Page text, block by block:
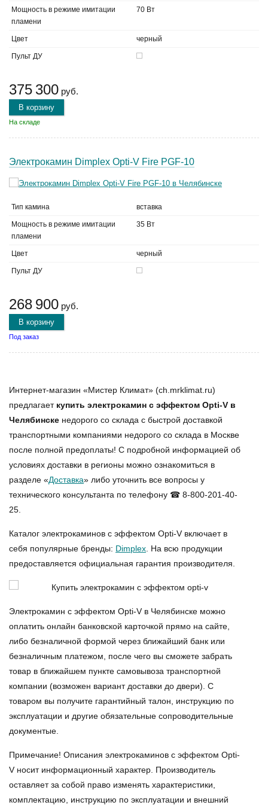
Мощность в режиме имитации
пламени
70 Вт
Цвет черный
Пульт ДУ
375 300 руб.
В корзину
На складе
Электрокамин Dimplex Opti-V Fire PGF-10
Тип камина вставка
Мощность в режиме имитации
пламени
35 Вт
Цвет черный
Пульт ДУ
268 900 руб.
В корзину
Под заказ
Интернет-магазин «Мистер Климат» (ch.mrklimat.ru)
предлагает купить электрокамин с эффектом Opti-V в
Челябинске недорого со склада с быстрой доставкой
транспортными компаниями недорого со склада в Москве
после полной предоплаты! С подробной информацией об
условиях доставки в регионы можно ознакомиться в
разделе «Доставка» либо уточнить все вопросы у
технического консультанта по телефону ☎ 8-800-201-40-
25.
Каталог электрокаминов с эффектом Opti-V включает в
себя популярные бренды: Dimplex . На всю продукции
предоставляется официальная гарантия производителя.
Электрокамин с эффектом Opti-V в Челябинске можно
оплатить онлайн банковской карточкой прямо на сайте,
либо безналичной формой через ближайший банк или
безналичным платежом, после чего вы сможете забрать
товар в ближайшем пункте самовывоза транспортной
компании (возможен вариант доставки до двери). С
товаром вы получите гарантийный талон, инструкцию по
эксплуатации и другие обязательные сопроводительные
документые.
Примечание! Описания электрокаминов с эффектом Opti-
V носит информационный характер. Производитель
оставляет за собой право изменять характеристики,
комплектацию, инструкцию по эксплуатации и внешний